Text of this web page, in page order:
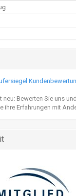
neu: Bewerten Sie uns und
ihre Erfahrungen mit